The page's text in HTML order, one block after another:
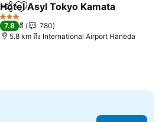
แชร์ เพิ่มในรายการโปรด
Hotel Asyl Tokyo Kamata
3 ดาว
7.8 ดี
780
5.8 km ถึง International Airport Haneda